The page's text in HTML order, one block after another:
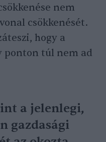
nem
csökkenését.
hogy a
ponton túl nem ad
a jelenlegi,
gazdasági